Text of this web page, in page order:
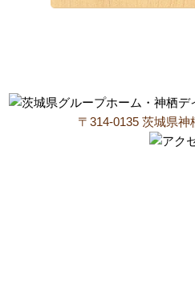
〒314-0135 茨城県神